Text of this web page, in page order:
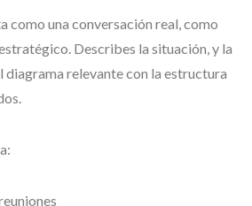
como una conversación real, como
Describes la situación, y la
diagrama relevante con la estructura